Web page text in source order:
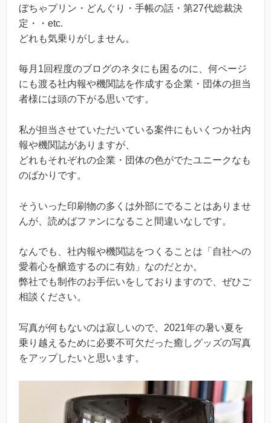
ぼちゃプリン・どんぐり・手帳の話・第27代総裁決
定・・etc.
どれも気乗りがしません。
毎月1回程度のブログのネタにも困るのに、何ページ
にも渡る社内報や機関誌を作成する企業・団体の担当
者様には頭の下がる思いです。
私が担当させていただいている案件にもいくつか社内
報や機関誌がありますが、
どれもそれぞれの企業・団体の色がでたユニークなも
のばかりです。
そういった印刷物の多くは外部にでることはありませ
んが、読めばファンになること間違いなしです。
なんでも、社内報や機関誌をつくることは「自社への
愛着心を醸造するのに有効」なのだとか。
弊社でも制作のお手伝いをしておりますので、ぜひご
相談ください。
写真が何もないのは寂しいので、2021年の暑い夏を
乗り越えるために必要不可欠だった癒しグッズの写真
をアップしたいと思います。